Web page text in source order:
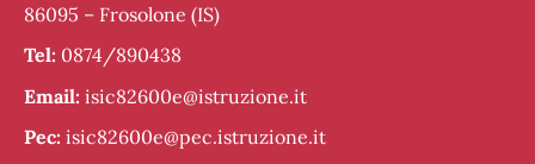
86095 – Frosolone (IS)
Tel: 0874/890438
Email: isic82600e@istruzione.it
Pec: isic82600e@pec.istruzione.it